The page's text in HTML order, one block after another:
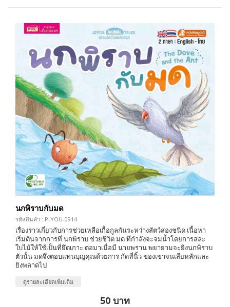
นกพิราบกับมด
รหัสสินค้า : P-YOU-0914
เรื่องราวเกี่ยวกับการช่วยเหลือเกื้อกูลกันระหว่างสัตว์สองชนิด เนื้อหา
เริ่มต้นจากการที่ นกพิราบ ช่วยชีวิต มด ที่กำลังจะจมน้ำโดยการสละ
ใบไม้ให้ใช้เป็นที่ยึดเกาะ ต่อมาเมื่อมี นายพราน พยายามจะยิงนกพิราบ
ตัวนั้น มดจึงตอบแทนบุญคุณด้วยการ กัดที่นิ้ว ของเขาจนเสียหลักและ
ยิงพลาดไป
ดูรายละเอียดเพิ่มเติม
50 บาท